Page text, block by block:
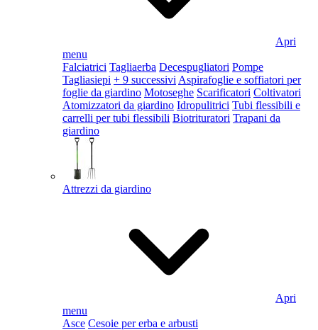
Apri
menu
Falciatrici Tagliaerba Decespugliatori Pompe
Tagliasiepi + 9 successivi Aspirafoglie e soffiatori per
foglie da giardino Motoseghe Scarificatori Coltivatori
Atomizzatori da giardino Idropulitrici Tubi flessibili e
carrelli per tubi flessibili Biotrituratori Trapani da
giardino
Attrezzi da giardino
Apri
menu
Asce Cesoie per erba e arbusti